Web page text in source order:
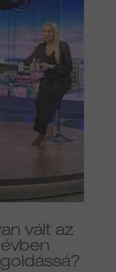
vált az